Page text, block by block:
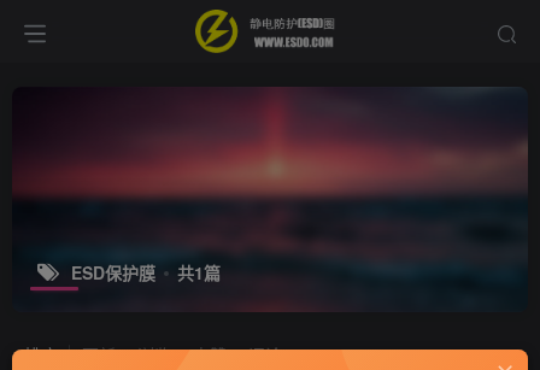
ESD保护膜 共1篇
排序 更新 浏览 点赞 评论